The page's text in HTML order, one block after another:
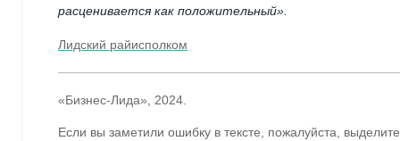
расценивается как положительный».
Лидский райисполком
«Бизнес-Лида», 2024.
Если вы заметили ошибку в тексте, пожалуйста,